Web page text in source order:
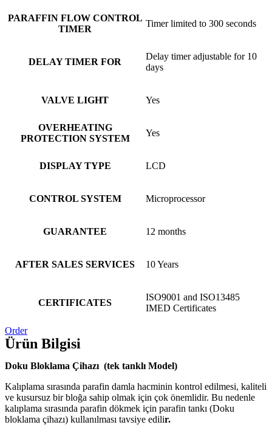
PARAFFIN FLOW CONTROL
TIMER
Timer limited to 300 seconds
DELAY TIMER FOR
Delay timer adjustable for 10
days
VALVE LIGHT Yes
OVERHEATING
PROTECTION SYSTEM
Yes
DISPLAY TYPE LCD
CONTROL SYSTEM Microprocessor
GUARANTEE 12 months
AFTER SALES SERVICES 10 Years
CERTIFICATES
ISO9001 and ISO13485
IMED Certificates
Order
Ürün Bilgisi
Doku Bloklama Çihazı (tek tanklı Model)
Kalıplama sırasında parafin damla hacminin kontrol edilmesi, kaliteli
ve kusursuz bir bloğa sahip olmak için çok önemlidir. Bu nedenle
kalıplama sırasında parafin dökmek için parafin tankı (Doku
bloklama çihazı) kullanılması tavsiye edilir.